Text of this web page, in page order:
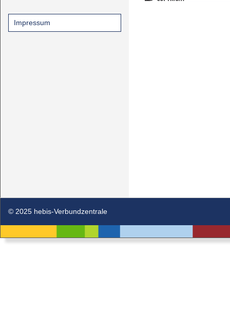
Impressum
© 2025 hebis-Verbundzentrale